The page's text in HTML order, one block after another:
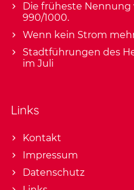
Die früheste Nennung
990/1000.
Wenn kein Strom
Stadtführungen des
im Juli
Links
Kontakt
Impressum
Datenschutz